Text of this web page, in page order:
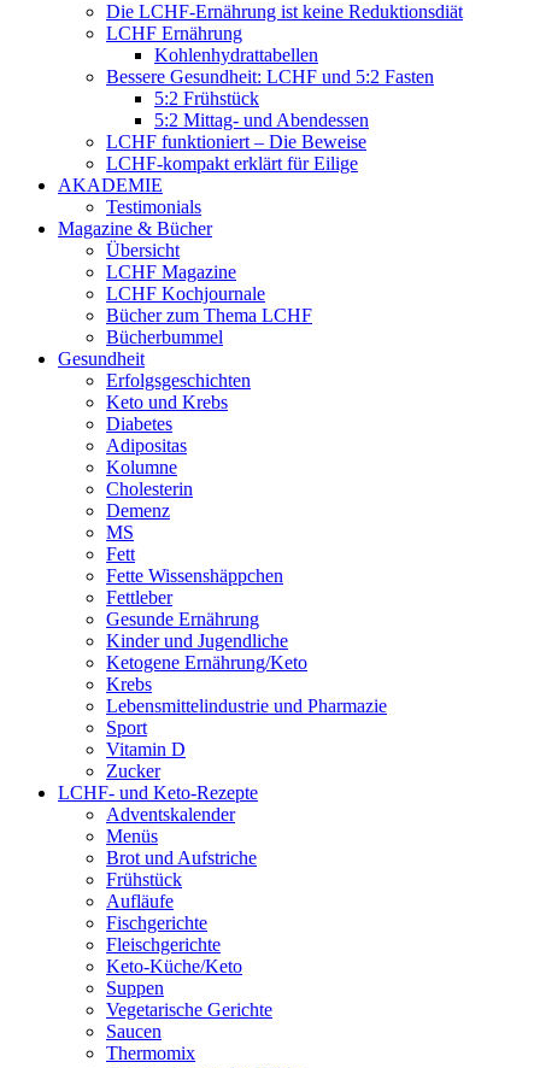
Die LCHF-Ernährung ist keine Reduktionsdiät
LCHF Ernährung
Kohlenhydrattabellen
Bessere Gesundheit: LCHF und 5:2 Fasten
5:2 Frühstück
5:2 Mittag- und Abendessen
LCHF funktioniert – Die Beweise
LCHF-kompakt erklärt für Eilige
AKADEMIE
Testimonials
Magazine & Bücher
Übersicht
LCHF Magazine
LCHF Kochjournale
Bücher zum Thema LCHF
Bücherbummel
Gesundheit
Erfolgsgeschichten
Keto und Krebs
Diabetes
Adipositas
Kolumne
Cholesterin
Demenz
MS
Fett
Fette Wissenshäppchen
Fettleber
Gesunde Ernährung
Kinder und Jugendliche
Ketogene Ernährung/Keto
Krebs
Lebensmittelindustrie und Pharmazie
Sport
Vitamin D
Zucker
LCHF- und Keto-Rezepte
Adventskalender
Menüs
Brot und Aufstriche
Frühstück
Aufläufe
Fischgerichte
Fleischgerichte
Keto-Küche/Keto
Suppen
Vegetarische Gerichte
Saucen
Thermomix